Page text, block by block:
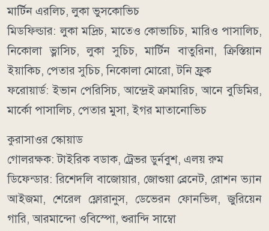
মার্টিন এরলিচ, লুকা ভুসকোভিচ
মিডফিল্ডার: লুকা মদ্রিচ, মাতেও কোভাচিচ, মারিও পাসালিচ,
নিকোলা ভ্লাসিচ, লুকা সুচিচ, মার্টিন বাতুরিনা, ক্রিস্তিয়ান
ইয়াকিচ, পেতার সুচিচ, নিকোলা মোরো, টনি ফ্রুক
ফরোয়ার্ড: ইভান পেরিসিচ, আন্দ্রেই ক্রামারিচ, আনে বুডিমির,
মার্কো পাসালিচ, পেতার মুসা, ইগর মাতানোভিচ
কুরাসাওর স্কোয়াড
গোলরক্ষক: টাইরিক বডাক, ট্রেভর ডুর্নবুশ, এলয় রুম
ডিফেন্ডার: রিশেদলি বাজোয়ার, জোশুয়া ব্রেনেট, রোশন ভ্যান
আইজমা, শেরেল ফ্লোরানুস, ডেভেরন ফোনভিল, জুরিয়েন
গারি, আরমান্দো ওবিস্পো, শুরান্দি সাম্বো